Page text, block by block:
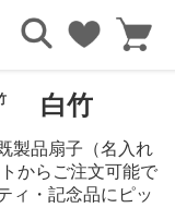
白竹
製品扇子（名入れ
からご注文可能で
ィ・記念品にピッ